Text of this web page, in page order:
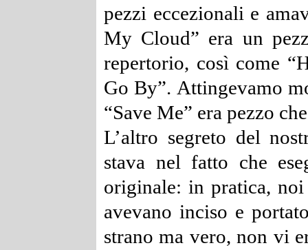
pezzi eccezionali e
My Cloud” era un
repertorio, così come
Go By”. Attingevamo
“Save Me” era pezzo
L’altro segreto del
stava nel fatto che
originale: in pratica,
avevano inciso e
strano ma vero, non vi